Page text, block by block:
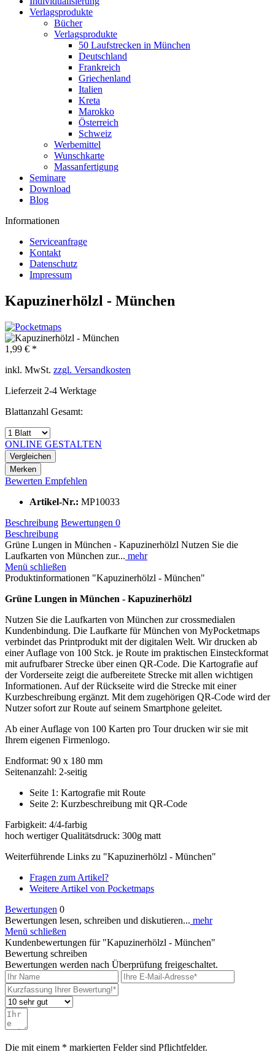
Verlagsprodukte
Bücher
Verlagsprodukte
50 Laufstrecken in München
Deutschland
Frankreich
Griechenland
Italien
Kreta
Marokko
Österreich
Schweiz
Werbemittel
Wunschkarte
Massanfertigung
Seminare
Download
Blog
Informationen
Serviceanfrage
Kontakt
Datenschutz
Impressum
Kapuzinerhölzl - München
1,99 € *
inkl. MwSt. zzgl. Versandkosten
Lieferzeit 2-4 Werktage
Blattanzahl Gesamt:
ONLINE GESTALTEN
Vergleichen
Merken
Bewerten Empfehlen
Artikel-Nr.: MP10033
Beschreibung Bewertungen 0
Beschreibung
Grüne Lungen in München - Kapuzinerhölzl Nutzen Sie die
Laufkarten von München zur... mehr
Menü schließen
Produktinformationen "Kapuzinerhölzl - München"
Grüne Lungen in München - Kapuzinerhölzl
Nutzen Sie die Laufkarten von München zur crossmedialen
Kundenbindung. Die Laufkarte für München von MyPocketmaps
verbindet das Printprodukt mit der digitalen Welt. Wir drucken ab
einer Auflage von 100 Stck. je Route im praktischen Einsteckformat
mit aufrufbarer Strecke über einen QR-Code. Die Kartografie auf
der Vorderseite zeigt die aufbereitete Strecke mit allen wichtigen
Informationen. Auf der Rückseite wird die Strecke mit einer
Kurzbeschreibung ergänzt. Mit dem zugehörigen QR-Code wird der
Nutzer sofort zur Route auf seinem Smartphone geleitet.
Ab einer Auflage von 100 Karten pro Tour drucken wir sie mit
Ihrem eigenen Firmenlogo.
Endformat: 90 x 180 mm
Seitenanzahl: 2-seitig
Seite 1: Kartografie mit Route
Seite 2: Kurzbeschreibung mit QR-Code
Farbigkeit: 4/4-farbig
hoch wertiger Qualitätsdruck: 300g matt
Weiterführende Links zu "Kapuzinerhölzl - München"
Fragen zum Artikel?
Weitere Artikel von Pocketmaps
Bewertungen 0
Bewertungen lesen, schreiben und diskutieren... mehr
Menü schließen
Kundenbewertungen für "Kapuzinerhölzl - München"
Bewertung schreiben
Bewertungen werden nach Überprüfung freigeschaltet.
Die mit einem * markierten Felder sind Pflichtfelder.